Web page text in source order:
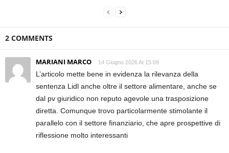
2 COMMENTS
MARIANI MARCO 14 Giugno 2026 At 15:09
L’articolo mette bene in evidenza la rilevanza della
sentenza Lidl anche oltre il settore alimentare, anche se
dal pv giuridico non reputo agevole una trasposizione
diretta. Comunque trovo particolarmente stimolante il
parallelo con il settore finanziario, che apre prospettive di
riflessione molto interessanti